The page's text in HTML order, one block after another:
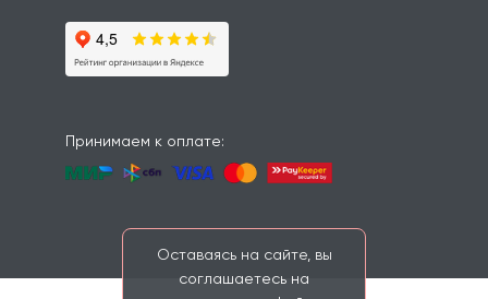
Принимаем к оплате:
Оставаясь на сайте, вы
соглашаетесь на